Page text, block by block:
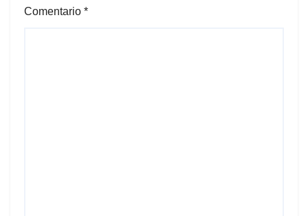
Comentario *